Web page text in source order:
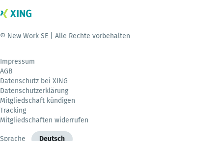
© New Work SE | Alle Rechte vorbehalten
Impressum
AGB
Datenschutz bei XING
Datenschutzerklärung
Mitgliedschaft kündigen
Tracking
Mitgliedschaften widerrufen
Sprache Deutsch